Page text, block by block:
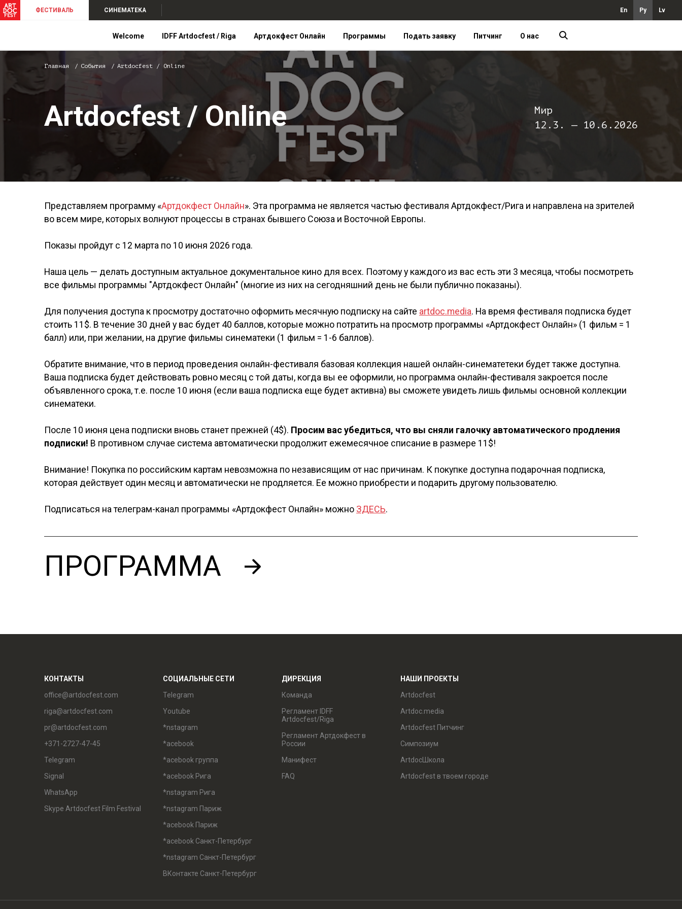
ФЕСТИВАЛЬ СИНЕМАТЕКА En Ру Lv
Welcome IDFF Artdocfest / Riga Артдокфест Онлайн Программы Подать заявку Питчинг О нас
Главная События Artdocfest / Online
Artdocfest / Online
Мир
12.3. — 10.6.2026
Представляем программу «Артдокфест Онлайн». Эта программа не является частью фестиваля Артдокфест/Рига и направлена на зрителей
во всем мире, которых волнуют процессы в странах бывшего Союза и Восточной Европы.
Показы пройдут с 12 марта по 10 июня 2026 года.
Наша цель — делать доступным актуальное документальное кино для всех. Поэтому у каждого из вас есть эти 3 месяца, чтобы посмотреть
все фильмы программы "Артдокфест Онлайн" (многие из них на сегодняшний день не были публично показаны).
Для получения доступа к просмотру достаточно оформить месячную подписку на сайте artdoc.media. На время фестиваля подписка будет
стоить 11$. В течение 30 дней у вас будет 40 баллов, которые можно потратить на просмотр программы «Артдокфест Онлайн» (1 фильм = 1
балл) или, при желании, на другие фильмы синематеки (1 фильм = 1-6 баллов).
Обратите внимание, что в период проведения онлайн-фестиваля базовая коллекция нашей онлайн-синематетеки будет также доступна.
Ваша подписка будет действовать ровно месяц с той даты, когда вы ее оформили, но программа онлайн-фестиваля закроется после
объявленного срока, т.е. после 10 июня (если ваша подписка еще будет активна) вы сможете увидеть лишь фильмы основной коллекции
синематеки.
После 10 июня цена подписки вновь станет прежней (4$). Просим вас убедиться, что вы сняли галочку автоматического продления
подписки! В противном случае система автоматически продолжит ежемесячное списание в размере 11$!
Внимание! Покупка по российским картам невозможна по независящим от нас причинам. К покупке доступна подарочная подписка,
которая действует один месяц и автоматически не продляется. Ее можно приобрести и подарить другому пользователю.
Подписаться на телеграм-канал программы «Артдокфест Онлайн» можно ЗДЕСЬ.
ПРОГРАММА
КОНТАКТЫ
office@artdocfest.com
riga@artdocfest.com
pr@artdocfest.com
+371-2727-47-45
Telegram
Signal
WhatsApp
Skype Artdocfest Film Festival
СОЦИАЛЬНЫЕ СЕТИ
Telegram
Youtube
*nstagram
*acebook
*acebook группа
*acebook Рига
*nstagram Рига
*nstagram Париж
*acebook Париж
*acebook Санкт-Петербург
*nstagram Санкт-Петербург
ВКонтакте Санкт-Петербург
ДИРЕКЦИЯ
Команда
Регламент IDFF
Artdocfest/Riga
Регламент Артдокфест в
России
Манифест
FAQ
НАШИ ПРОЕКТЫ
Artdocfest
Artdoc.media
Artdocfest Питчинг
Симпозиум
ArtdocШкола
Artdocfest в твоем городе